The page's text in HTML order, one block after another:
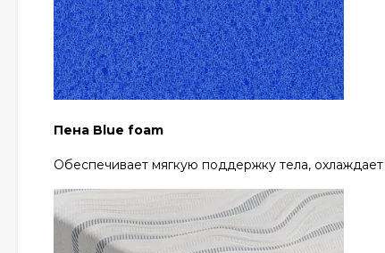
Пена Blue foam
Обеспечивает мягкую поддержку тела,